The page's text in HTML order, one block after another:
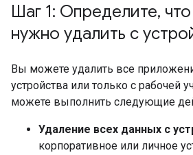
Шаг 1: Определите,
нужно удалить с
Вы можете удалить все
устройства или только с рабочей
можете выполнить следующие
Удаление всех данных с
корпоративное или личное